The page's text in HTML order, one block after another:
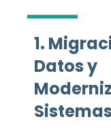
1.
Datos y
Sistemas